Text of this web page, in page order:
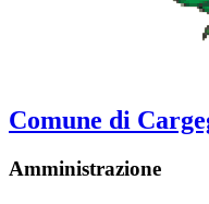
Comune di
Amministrazione